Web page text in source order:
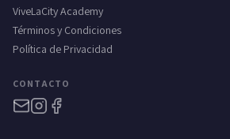
ViveLaCity Academy
Términos y Condiciones
Política de Privacidad
CONTACTO